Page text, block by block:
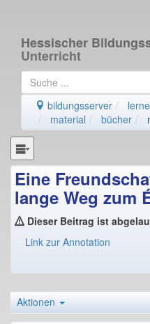
Hessischer
Unterricht
bildungsserver
material
bücher
Eine
lange Weg zum
Dieser Beitrag ist
Link zur Annotation
Aktionen